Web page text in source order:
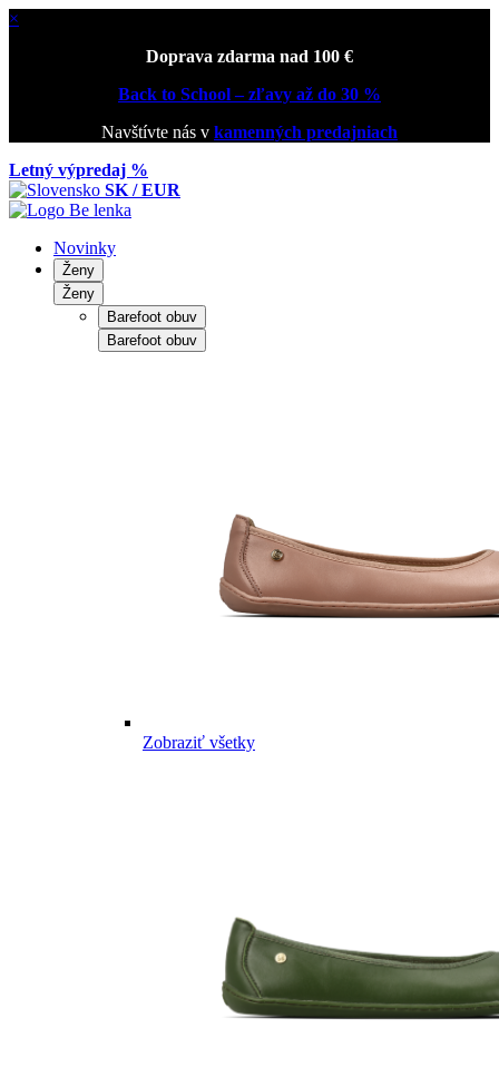
×
Doprava zdarma nad 100 €
Back to School – zľavy až do 30 %
Navštívte nás v kamenných predajniach
Letný výpredaj %
SK / EUR
Novinky
Ženy
Ženy
Barefoot obuv
Barefoot obuv
Zobraziť všetky